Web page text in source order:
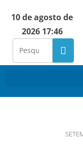
10 de agosto de
2026 17:46